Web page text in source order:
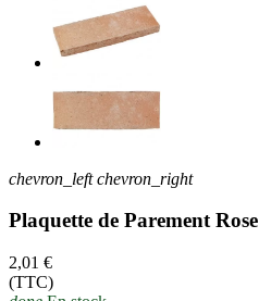
chevron_left chevron_right
Plaquette de Parement Rose
2,01 €
(TTC)